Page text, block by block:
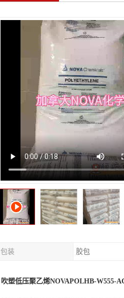
包装 胶包
吹塑低压聚乙烯NOVAPOLHB-W555-